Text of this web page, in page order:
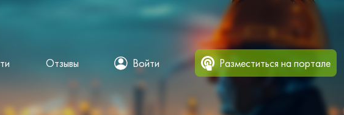
Отзывы Войти Разместиться на портале